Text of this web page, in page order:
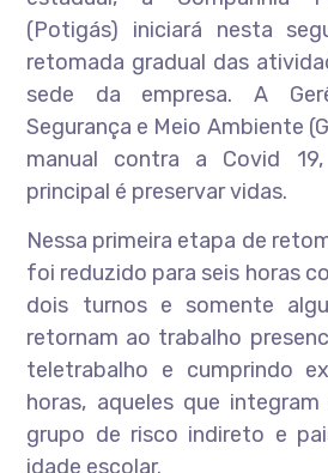
(Potigás) iniciará nesta
retomada gradual das
sede da empresa. A
Segurança e Meio Ambiente
manual contra a Covid
principal é preservar vidas.
Nessa primeira etapa de
foi reduzido para seis horas
dois turnos e somente
retornam ao trabalho
teletrabalho e cumprindo
horas, aqueles que
grupo de risco indireto e
idade escolar.